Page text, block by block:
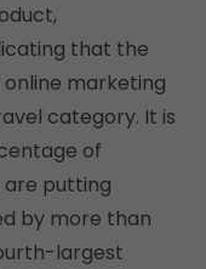
that the
marketing
category. It is
of
are putting
by more than
largest